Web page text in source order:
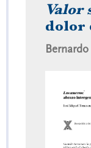
Valor
dolor